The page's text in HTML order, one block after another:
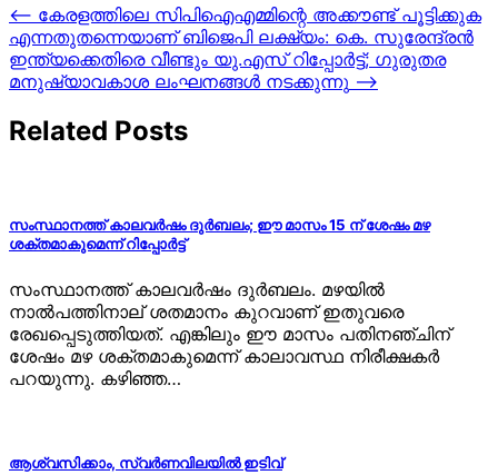
Post
navigation
⟵ കേരളത്തിലെ സിപിഐഎമ്മിന്റെ അക്കൗണ്ട് പൂട്ടിക്കുക
എന്നതുതന്നെയാണ് ബിജെപി ലക്ഷ്യം: കെ. സുരേന്ദ്രന്‍
ഇന്ത്യക്കെതിരെ വീണ്ടും യു.എസ് റിപ്പോര്‍ട്ട്; ഗുരുതര
മനുഷ്യാവകാശ ലംഘനങ്ങള്‍ നടക്കുന്നു ⟶
Related Posts
സംസ്ഥാനത്ത് കാലവർഷം ദുർബലം; ഈ മാസം 15 ന് ശേഷം മഴ
ശക്തമാകുമെന്ന് റിപ്പോർട്ട്
സംസ്ഥാനത്ത് കാലവർഷം ദുർബലം. മഴയിൽ
നാൽപത്തിനാല് ശതമാനം കുറവാണ് ഇതുവരെ
രേഖപ്പെടുത്തിയത്. എങ്കിലും ഈ മാസം പതിനഞ്ചിന്
ശേഷം മഴ ശക്തമാകുമെന്ന് കാലാവസ്ഥ നിരീക്ഷകർ
പറയുന്നു. കഴിഞ്ഞ…
ആശ്വസിക്കാം, സ്വർണവിലയിൽ ഇടിവ്